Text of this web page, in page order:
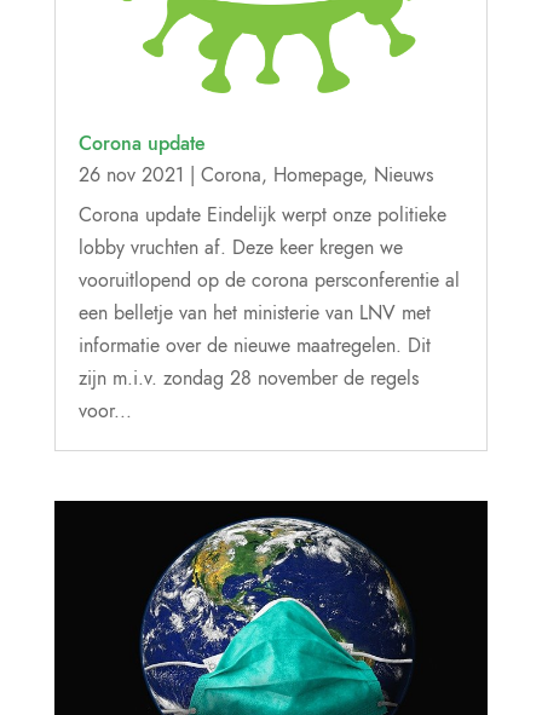
Corona update
26 nov 2021 | Corona, Homepage, Nieuws
Corona update Eindelijk werpt onze politieke
lobby vruchten af. Deze keer kregen we
vooruitlopend op de corona persconferentie al
een belletje van het ministerie van LNV met
informatie over de nieuwe maatregelen. Dit
zijn m.i.v. zondag 28 november de regels
voor...